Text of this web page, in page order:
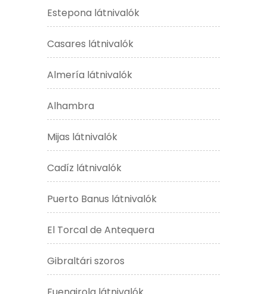
Estepona látnivalók
Casares látnivalók
Almería látnivalók
Alhambra
Mijas látnivalók
Cadíz látnivalók
Puerto Banus látnivalók
El Torcal de Antequera
Gibraltári szoros